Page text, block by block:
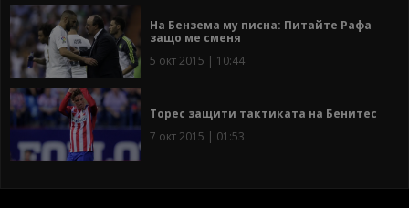
На Бензема му писна: Питайте Рафа
защо ме сменя
5 окт 2015 | 10:44
Торес защити тактиката на Бенитес
7 окт 2015 | 01:53